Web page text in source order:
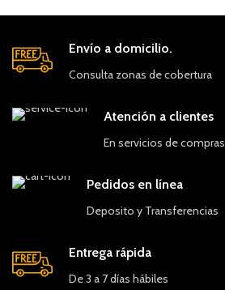
Envío a domicilio.
Consulta zonas de cobertura
Atención a clientes
En servicios de compras
Pedidos en línea
Deposito y Transferencias
Entrega rápida
De 3 a 7 días hábiles